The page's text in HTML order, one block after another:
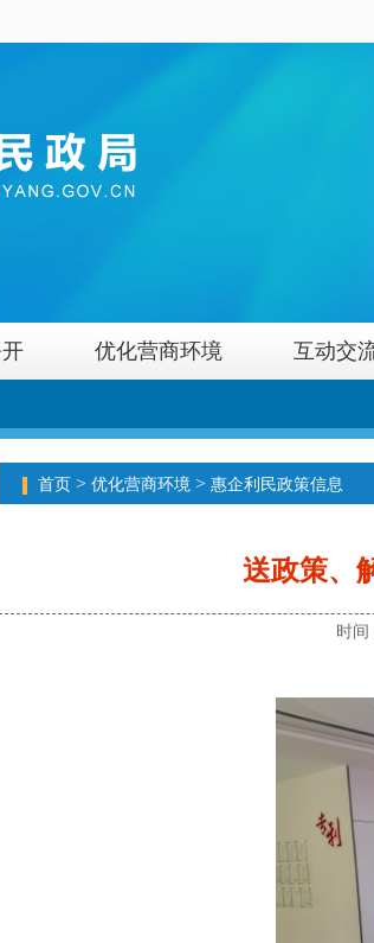
优化营商环境 互动交
首页 > 优化营商环境 > 惠企利民政策信息
送政策、
时间